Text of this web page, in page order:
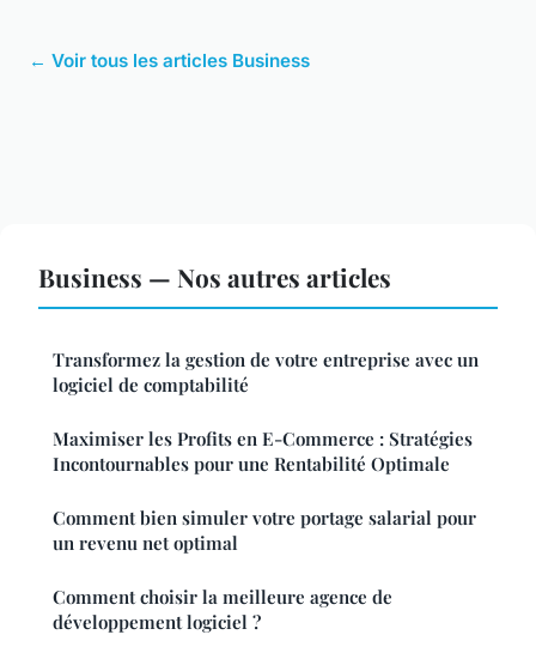
← Voir tous les articles Business
Business — Nos autres articles
Transformez la gestion de votre entreprise avec un
logiciel de comptabilité
Maximiser les Profits en E-Commerce : Stratégies
Incontournables pour une Rentabilité Optimale
Comment bien simuler votre portage salarial pour
un revenu net optimal
Comment choisir la meilleure agence de
développement logiciel ?